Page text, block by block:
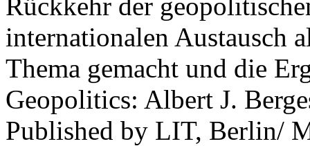
internationalen Austausch
Thema gemacht und die
Geopolitics: Albert J.
Published by LIT, Berlin/